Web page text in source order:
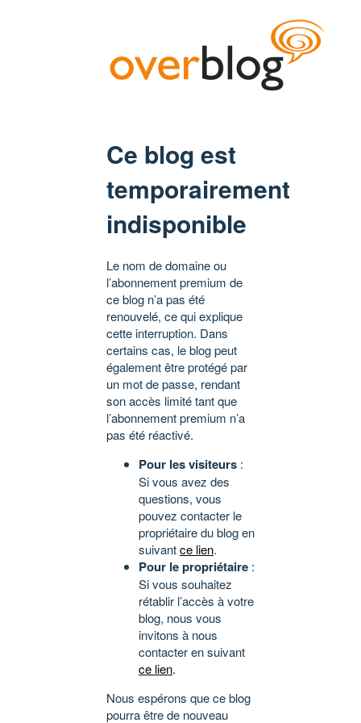
Ce blog est
temporairement
indisponible
Le nom de domaine ou
l’abonnement premium de
ce blog n’a pas été
renouvelé, ce qui explique
cette interruption. Dans
certains cas, le blog peut
également être protégé par
un mot de passe, rendant
son accès limité tant que
l’abonnement premium n’a
pas été réactivé.
Pour les visiteurs :
Si vous avez des
questions, vous
pouvez contacter le
propriétaire du blog en
suivantce lien.
Pour le propriétaire :
Si vous souhaitez
rétablir l’accès à votre
blog, nous vous
invitons à nous
contacter en suivant
ce lien.
Nous espérons que ce blog
pourra être de nouveau